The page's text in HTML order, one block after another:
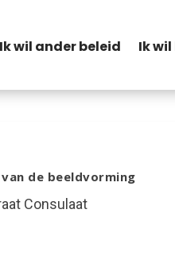
Ik wil ander beleid Ik
de beeldvorming
Consulaat